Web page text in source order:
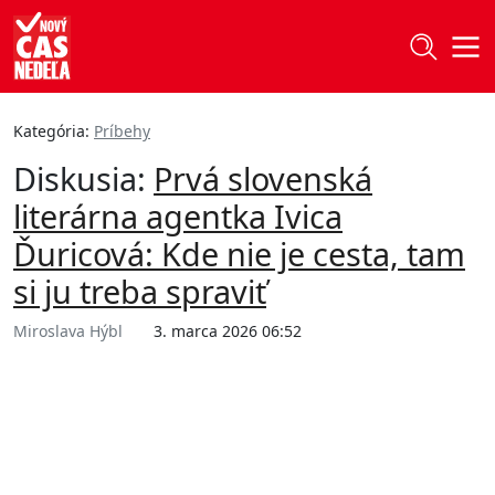
Kategória: Príbehy
Diskusia: Prvá slovenská
literárna agentka Ivica
Ďuricová: Kde nie je cesta, tam
si ju treba spraviť
Miroslava Hýbl 3. marca 2026 06:52